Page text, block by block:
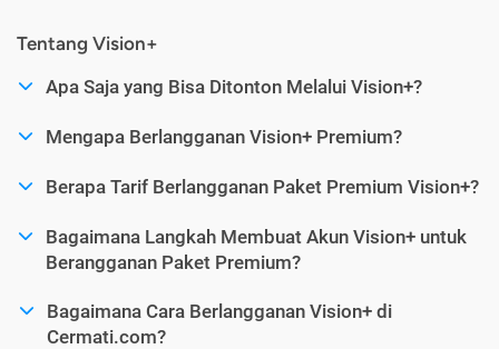
Tentang Vision+
Apa Saja yang Bisa Ditonton Melalui Vision+?
Mengapa Berlangganan Vision+ Premium?
Berapa Tarif Berlangganan Paket Premium Vision+?
Bagaimana Langkah Membuat Akun Vision+ untuk
Berangganan Paket Premium?
Bagaimana Cara Berlangganan Vision+ di
Cermati.com?